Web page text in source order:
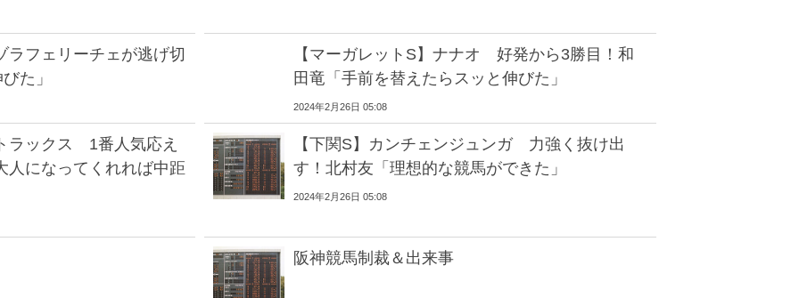
ラフェリーチェが逃げ切
た」
【マーガレットS】ナナオ 好発から3勝目！和
田竜「手前を替えたらスッと伸びた」
2024年2月26日 05:08
ラックス 1番人気応え
人になってくれれば中距
【下関S】カンチェンジュンガ 力強く抜け出
す！北村友「理想的な競馬ができた」
2024年2月26日 05:08
阪神競馬制裁＆出来事